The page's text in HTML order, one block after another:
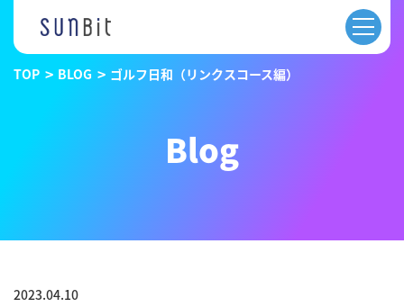
Blog
2023.04.10
TOP BLOG ゴルフ日和（リンクスコース編）